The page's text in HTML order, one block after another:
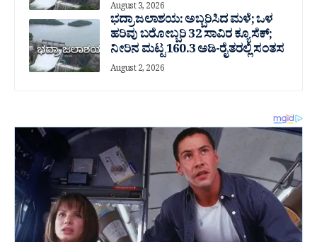
August 3, 2026
ಭದ್ರಾ ಜಲಾಶಯ: ಅಬ್ಬರಿಸಿದ ಮಳೆ; ಒಳ
ಹರಿವು ಬರೋಬ್ಬರಿ 32 ಸಾವಿರ‌ ಕ್ಯೂಸೆಕ್;
ನೀರಿನ ಮಟ್ಟ 160.3 ಅಡಿ-ರೈತರಲ್ಲಿ ಸಂತಸ
August 2, 2026